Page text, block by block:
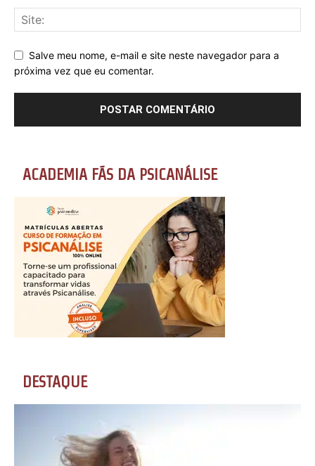
Salve meu nome, e-mail e site neste navegador para a
próxima vez que eu comentar.
ACADEMIA FÃS DA PSICANÁLISE
DESTAQUE